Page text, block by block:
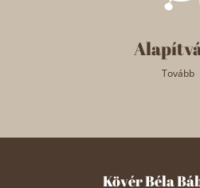
Tovább
Kövér Béla